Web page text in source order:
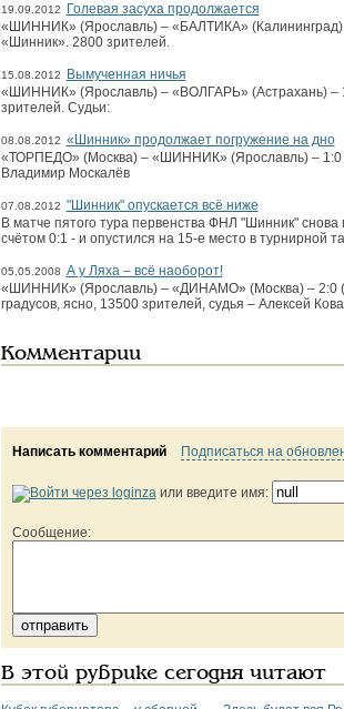
19.09.2012
Голевая засуха продолжается
«ШИННИК» (Ярославль) – «БАЛТИКА» (Калининград)
«Шинник». 2800 зрителей.
15.08.2012
Вымученная ничья
«ШИННИК» (Ярославль) – «ВОЛГАРЬ» (Астрахань) –
зрителей. Судьи:
08.08.2012 «Шинник» продолжает погружение на дно
«ТОРПЕДО» (Москва) – «ШИННИК» (Ярославль) – 1:0
Владимир Москалёв
07.08.2012 "Шинник" опускается всё ниже
В матче пятого тура первенства ФНЛ "Шинник" снова
счётом 0:1 - и опустился на 15-е место в турнирной
05.05.2008 А у Ляха – всё наоборот!
«ШИННИК» (Ярославль) – «ДИНАМО» (Москва) – 2:0
градусов, ясно, 13500 зрителей, судья – Алексей
Комментарии
Написать комментарий Подписаться на
или введите имя:
Сообщение:
В этой рубрике сегодня читают